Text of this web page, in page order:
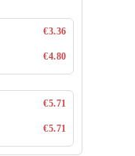
€3.36
€4.80
€5.71
€5.71